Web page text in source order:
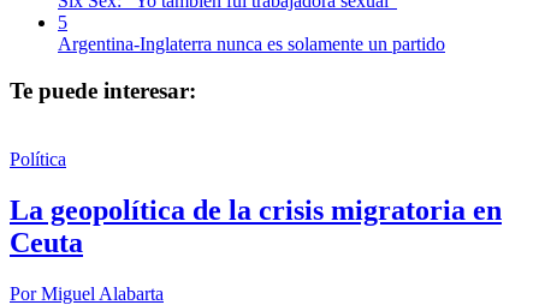
5
Argentina-Inglaterra nunca es solamente un partido
Te puede interesar:
Política
La geopolítica de la crisis migratoria en
Ceuta
PorMiguel Alabarta